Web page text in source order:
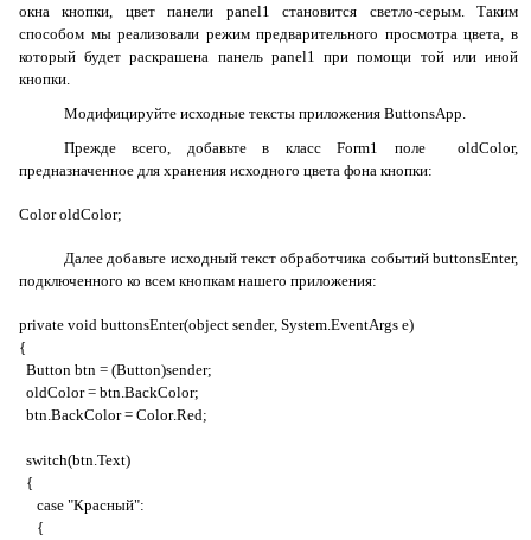
окна кнопки, цвет панели panel1 становится светло-серым. Таким
способом мы реализовали режим предварительного просмотра цвета, в
который будет раскрашена панель panel1 при помощи той или иной
кнопки.
Модифицируйте исходные тексты приложения ButtonsApp.
Прежде всего, добавьте в классForm1 полеoldColor,
предназначенное для хранения исходного цвета фона кнопки:
Color oldColor;
Далее добавьте исходный текст обработчика событий buttonsEnter,
подключенного ко всем кнопкам нашего приложения:
private void buttonsEnter(object sender, System.EventArgs e)
{
Button btn = (Button)sender;
oldColor= btn.BackColor;
btn.BackColor= Color.Red;
switch(btn.Text)
{
case "Красный":
{